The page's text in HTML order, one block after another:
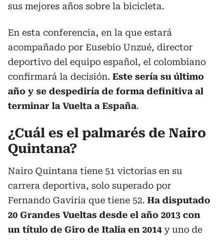
sus mejores años sobre la bicicleta.
En esta conferencia, en la que estará
acompañado por Eusebio Unzué, director
deportivo del equipo español, el colombiano
confirmará la decisión. Este sería su último
año y se despediría de forma definitiva al
terminar la Vuelta a España.
¿Cuál es el palmarés de Nairo
Quintana?
Nairo Quintana tiene 51 victorias en su
carrera deportiva, solo superado por
Fernando Gaviria que tiene 52. Ha disputado
20 Grandes Vueltas desde el año 2013 con
un título de Giro de Italia en 2014 y uno de